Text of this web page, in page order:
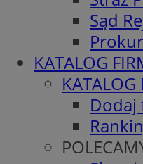
Sąd
KATALOG
KATALOG
Dodaj